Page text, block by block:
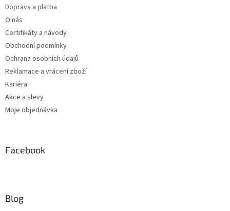
Doprava a platba
O nás
Certifikáty a návody
Obchodní podmínky
Ochrana osobních údajů
Reklamace a vrácení zboží
Kariéra
Akce a slevy
Moje objednávka
Facebook
Blog